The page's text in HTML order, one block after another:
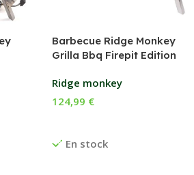
Barbecue Ridge Monkey
Grilla Bbq Firepit Edition
Ridge monkey
En stock
124,99 €